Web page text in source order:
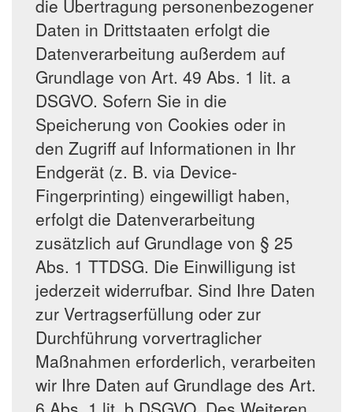
die Übertragung personenbezogener
Daten in Drittstaaten erfolgt die
Datenverarbeitung außerdem auf
Grundlage von Art. 49 Abs. 1 lit. a
DSGVO. Sofern Sie in die
Speicherung von Cookies oder in
den Zugriff auf Informationen in Ihr
Endgerät (z. B. via Device-
Fingerprinting) eingewilligt haben,
erfolgt die Datenverarbeitung
zusätzlich auf Grundlage von § 25
Abs. 1 TTDSG. Die Einwilligung ist
jederzeit widerrufbar. Sind Ihre Daten
zur Vertragserfüllung oder zur
Durchführung vorvertraglicher
Maßnahmen erforderlich, verarbeiten
wir Ihre Daten auf Grundlage des Art.